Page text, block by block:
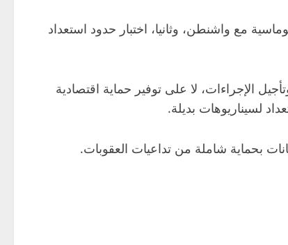
مع واشنطن، وثانيا، اختبار حدود استعداد
الإجراءات، لا على توفير حماية اقتصادية
بحماية شاملة من تداعيات العقوبات.